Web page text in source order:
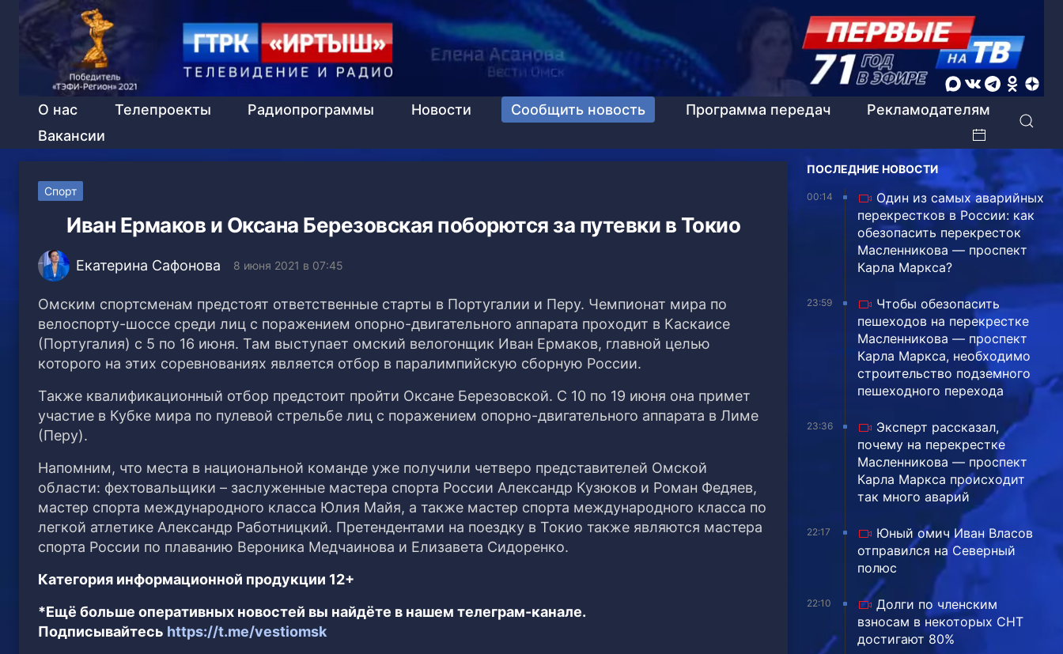
О нас Телепроекты Радиопрограммы Новости Сообщить новость Программа передач
Рекламодателям
Вакансии
Спорт
Иван Ермаков и Оксана Березовская поборются за путевки в Токио
Екатерина Сафонова 8 июня 2021 в 07:45
Омским спортсменам предстоят ответственные старты в Португалии и Перу. Чемпионат мира по
велоспорту-шоссе среди лиц с поражением опорно-двигательного аппарата проходит в Каскаисе
(Португалия) с 5 по 16 июня. Там выступает омский велогонщик Иван Ермаков, главной целью
которого на этих соревнованиях является отбор в паралимпийскую сборную России.
Также квалификационный отбор предстоит пройти Оксане Березовской. С 10 по 19 июня она примет
участие в Кубке мира по пулевой стрельбе лиц с поражением опорно-двигательного аппарата в Лиме
(Перу).
Напомним, что места в национальной команде уже получили четверо представителей Омской
области: фехтовальщики – заслуженные мастера спорта России Александр Кузюков и Роман Федяев,
мастер спорта международного класса Юлия Майя, а также мастер спорта международного класса по
легкой атлетике Александр Работницкий. Претендентами на поездку в Токио также являются мастера
спорта России по плаванию Вероника Медчаинова и Елизавета Сидоренко.
Категория информационной продукции 12+
*Ещё больше оперативных новостей вы найдёте в нашем телеграм-канале.
Подписывайтесь https://t.me/vestiomsk
ПОСЛЕДНИЕ НОВОСТИ
00:14
Один из самых аварийных
перекрестков в России: как
обезопасить перекресток
Масленникова — проспект
Карла Маркса?
23:59
Чтобы обезопасить
пешеходов на перекрестке
Масленникова — проспект
Карла Маркса, необходимо
строительство подземного
пешеходного перехода
23:36
Эксперт рассказал,
почему на перекрестке
Масленникова — проспект
Карла Маркса происходит
так много аварий
22:17
Юный омич Иван Власов
отправился на Северный
полюс
22:10
Долги по членским
взносам в некоторых СНТ
достигают 80%